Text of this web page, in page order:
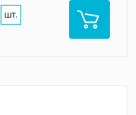
шт.